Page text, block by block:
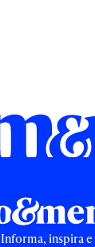
Informa, inspira e